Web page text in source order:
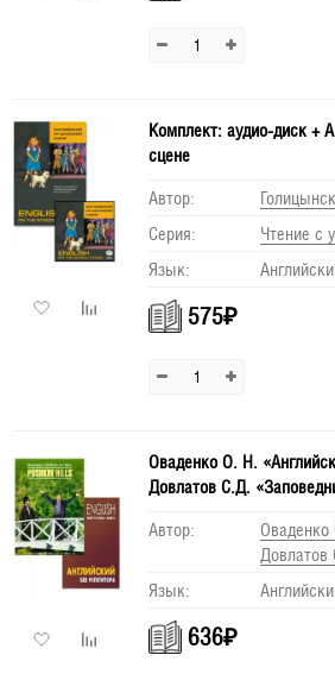
Комплект: аудио-диск +
сцене
Автор:
Серия:
Чтение с
Язык:
575₽
Оваденко О. Н.
Довлатов С.Д.
Автор:
Оваденко
Довлатов
Язык:
636₽